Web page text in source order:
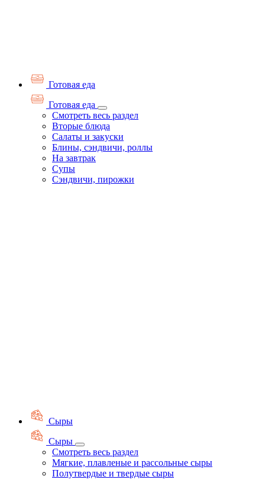
Готовая еда
Готовая еда
Смотреть весь раздел
Вторые блюда
Салаты и закуски
Блины, сэндвичи, роллы
На завтрак
Супы
Сэндвичи, пирожки
Сыры
Сыры
Смотреть весь раздел
Мягкие, плавленые и рассольные сыры
Полутвердые и твердые сыры